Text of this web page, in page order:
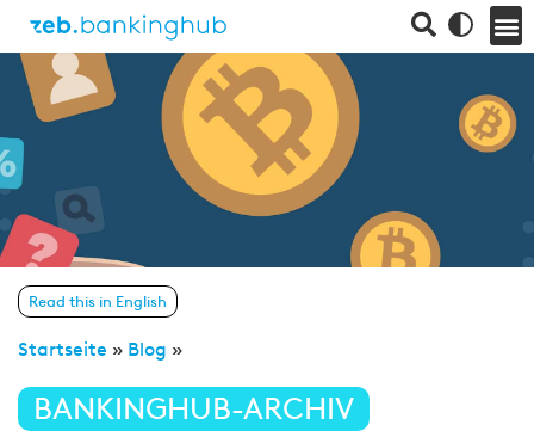
Read this in English
Startseite » Blog »
BANKINGHUB-ARCHIV